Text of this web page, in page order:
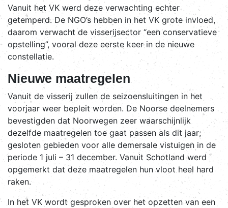
Vanuit het VK werd deze verwachting echter
getemperd. De NGO’s hebben in het VK grote invloed,
daarom verwacht de visserijsector “een conservatieve
opstelling”, vooral deze eerste keer in de nieuwe
constellatie.
Nieuwe maatregelen
Vanuit de visserij zullen de seizoensluitingen in het
voorjaar weer bepleit worden. De Noorse deelnemers
bevestigden dat Noorwegen zeer waarschijnlijk
dezelfde maatregelen toe gaat passen als dit jaar;
gesloten gebieden voor alle demersale vistuigen in de
periode 1 juli – 31 december. Vanuit Schotland werd
opgemerkt dat deze maatregelen hun vloot heel hard
raken.
In het VK wordt gesproken over het opzetten van een